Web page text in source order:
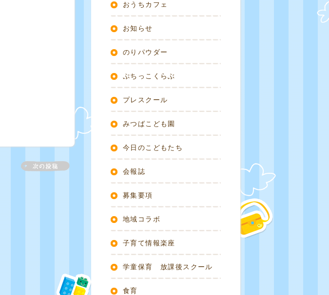
おうちカフェ
お知らせ
のりパウダー
ぷちっこくらぶ
プレスクール
みつばこども園
今日のこどもたち
会報誌
募集要項
地域コラボ
子育て情報楽座
学童保育 放課後スクール
食育